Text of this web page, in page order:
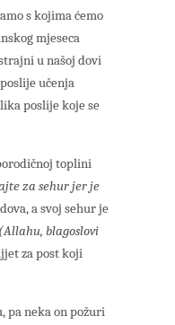
s kojima ćemo
mjeseca
u našoj dovi
učenja
poslije koje se
toplini
za sehur jer je
a svoj sehur je
(Allahu, blagoslovi
za post koji
pa neka on požuri